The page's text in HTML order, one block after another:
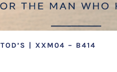
TOD’S | XXM04 – B414